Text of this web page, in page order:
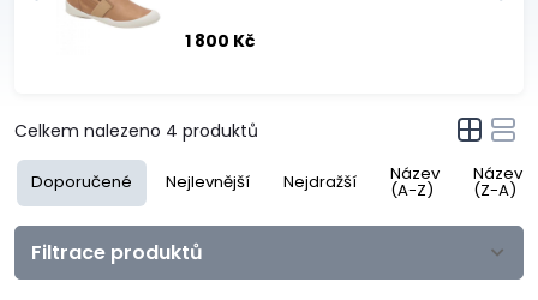
1 800 Kč
Celkem nalezeno 4 produktů
Doporučené Nejlevnější Nejdražší Název
(A-Z)
Název
(Z-A)
Filtrace produktů